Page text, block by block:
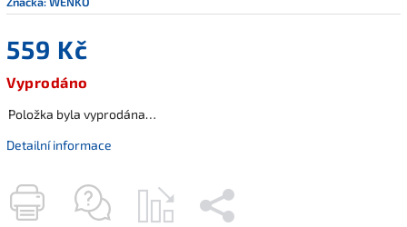
559 Kč
Vyprodáno
Položka byla vyprodána…
Detailní informace